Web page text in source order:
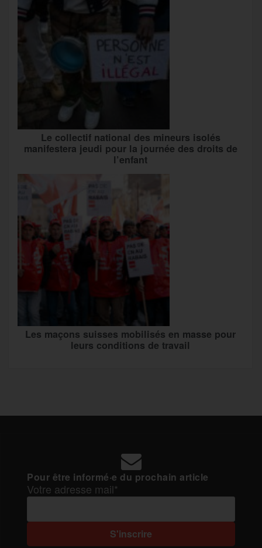
Le collectif national des mineurs isolés
manifestera jeudi pour la journée des droits de
l’enfant
Les maçons suisses mobilisés en masse pour
leurs conditions de travail
Pour être informé·e du prochain article
Votre adresse mail*